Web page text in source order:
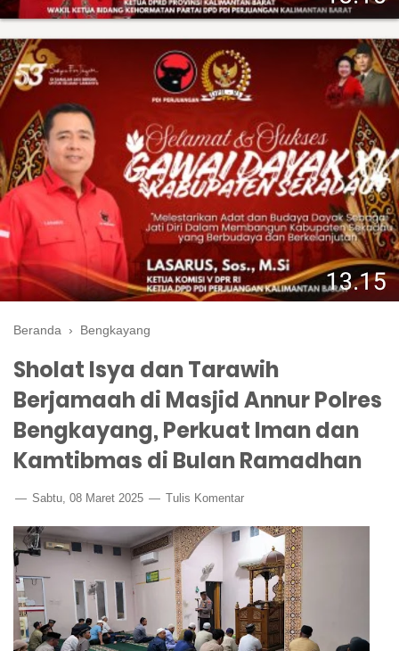
Beranda › Bengkayang
Sholat Isya dan Tarawih
Berjamaah di Masjid Annur Polres
Bengkayang, Perkuat Iman dan
Kamtibmas di Bulan Ramadhan
Sabtu, 08 Maret 2025 Tulis Komentar